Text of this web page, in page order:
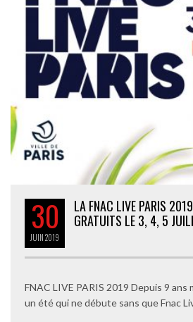
30
JUIN2019
LA FNAC LIVE PARIS
GRATUITS LE 3, 4, 5
FNAC LIVE PARIS 2019 Depuis 9 ans
un été qui ne débute sans que Fnac